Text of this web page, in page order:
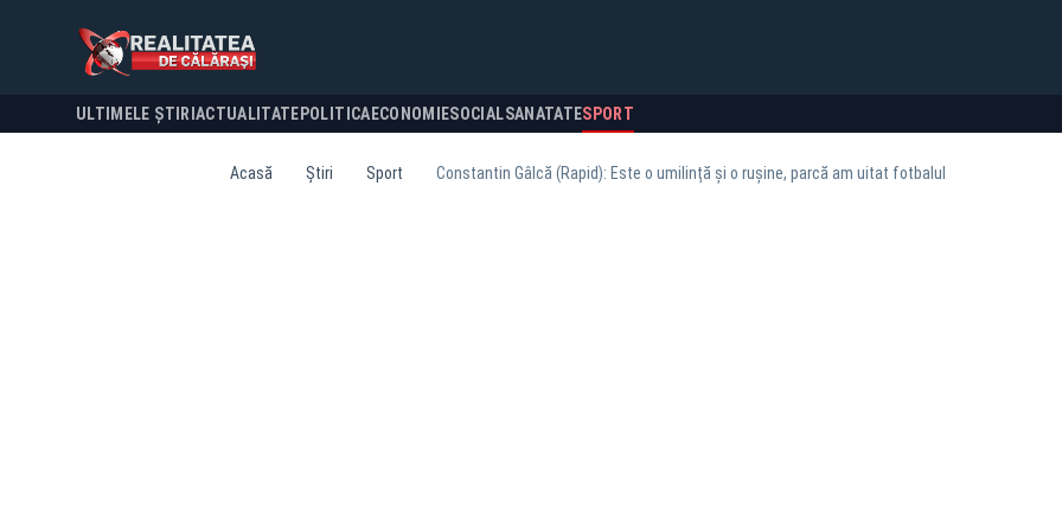
ULTIMELE ȘTIRI ACTUALITATE POLITICA ECONOMIESOCIALSANATATESPORT
Acasă Știri Sport Constantin Gâlcă (Rapid): Este o umilință și o rușine, parcă am uitat fotbalul